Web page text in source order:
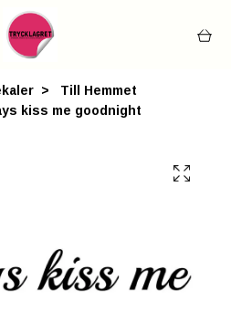
Till Hemmet
kiss me goodnight